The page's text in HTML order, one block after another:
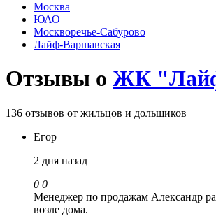
Москва
ЮАО
Москворечье-Сабурово
Лайф-Варшавская
Отзывы о ЖК
136 отзывов от жильцов и дольщиков
Егор
2 дня назад
0 0
Менеджер по продажам Александр
возле дома.